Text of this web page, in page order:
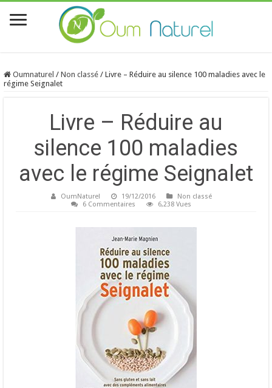
Oumnaturel / Non classé / Livre – Réduire au silence 100 maladies avec le
régime Seignalet
Livre – Réduire au
silence 100 maladies
avec le régime Seignalet
OumNaturel 19/12/2016
Non classé
6 Commentaires
6,238 Vues